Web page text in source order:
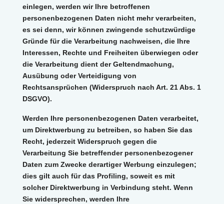
einlegen, werden wir Ihre betroffenen
personenbezogenen Daten nicht mehr verarbeiten,
es sei denn, wir können zwingende schutzwürdige
Gründe für die Verarbeitung nachweisen, die Ihre
Interessen, Rechte und Freiheiten überwiegen oder
die Verarbeitung dient der Geltendmachung,
Ausübung oder Verteidigung von
Rechtsansprüchen (Widerspruch nach Art. 21 Abs. 1
DSGVO).
Werden Ihre personenbezogenen Daten verarbeitet,
um Direktwerbung zu betreiben, so haben Sie das
Recht, jederzeit Widerspruch gegen die
Verarbeitung Sie betreffender personenbezogener
Daten zum Zwecke derartiger Werbung einzulegen;
dies gilt auch für das Profiling, soweit es mit
solcher Direktwerbung in Verbindung steht. Wenn
Sie widersprechen, werden Ihre